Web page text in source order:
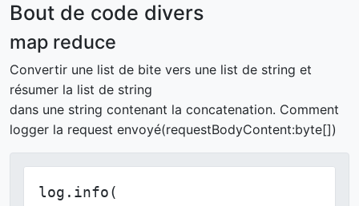
Bout de code divers
map reduce
Convertir une list de bite vers une list de string et
résumer la list de string
dans une string contenant la concatenation. Comment
logger la request envoyé(requestBodyContent:byte[])
log.info(